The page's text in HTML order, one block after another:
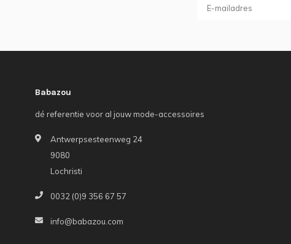
Babazou
dé referentie voor al jouw mode-accessoires
Antwerpsesteenweg 24
9080
Lochristi
0032 (0)9 356 67 57
info@babazou.com